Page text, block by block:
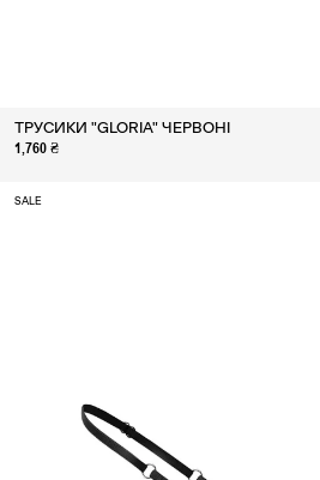
ТРУСИКИ "GLORIA" ЧЕРВОНІ
1,760 ₴
SALE